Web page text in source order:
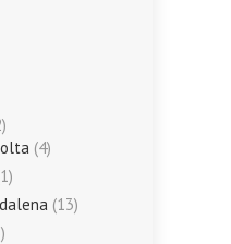
(4)
(13)